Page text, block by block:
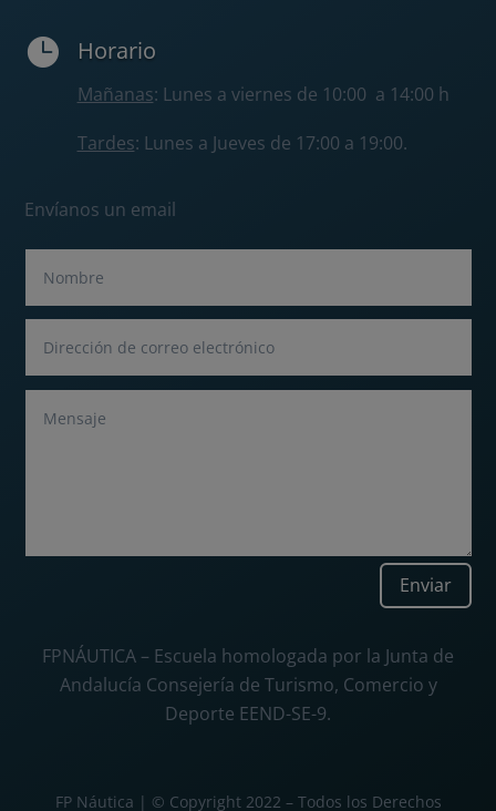
 Horario
Mañanas: Lunes a viernes de 10:00 a 14:00 h
Tardes: Lunes a Jueves de 17:00 a 19:00.
Envíanos un email
Enviar
FPNÁUTICA – Escuela homologada por la Junta de
Andalucía Consejería de Turismo, Comercio y
Deporte EEND-SE-9.
FP Náutica | © Copyright 2022 – Todos los Derechos